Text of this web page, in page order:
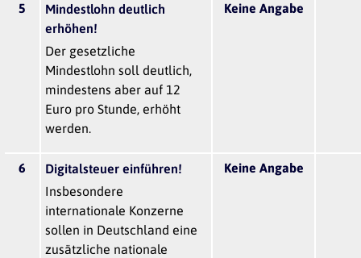
5
Mindestlohn deutlich
erhöhen!
Der gesetzliche
Mindestlohn soll deutlich,
mindestens aber auf 12
Euro pro Stunde, erhöht
werden.
Keine Angabe
6
Digitalsteuer einführen!
Insbesondere
internationale Konzerne
sollen in Deutschland eine
zusätzliche nationale
Keine Angabe